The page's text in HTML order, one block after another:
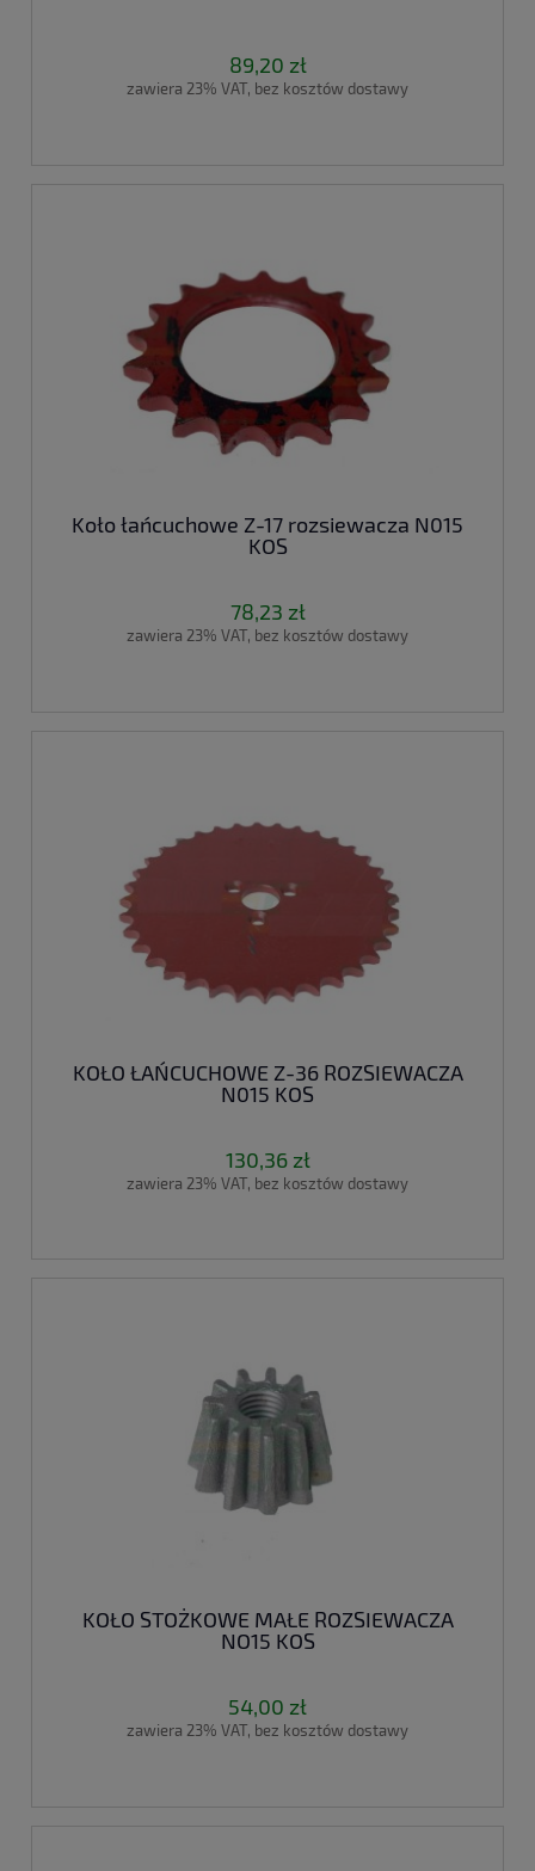
89,20 zł
zawiera 23% VAT, bez kosztów dostawy
Koło łańcuchowe Z-17 rozsiewacza N015
KOS
78,23 zł
zawiera 23% VAT, bez kosztów dostawy
KOŁO ŁAŃCUCHOWE Z-36 ROZSIEWACZA
N015 KOS
130,36 zł
zawiera 23% VAT, bez kosztów dostawy
KOŁO STOŻKOWE MAŁE ROZSIEWACZA
NO15 KOS
54,00 zł
zawiera 23% VAT, bez kosztów dostawy